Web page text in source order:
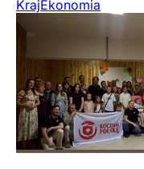
KrajEkonomia